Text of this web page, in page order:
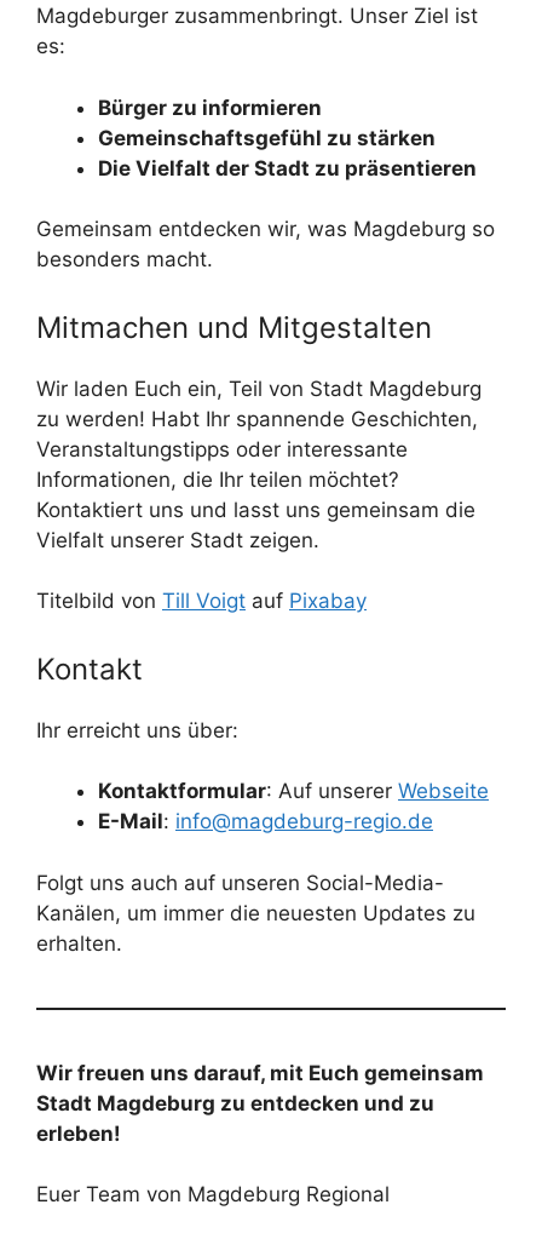
Magdeburger zusammenbringt. Unser Ziel ist
es:
Bürger zu informieren
Gemeinschaftsgefühl zu stärken
Die Vielfalt der Stadt zu präsentieren
Gemeinsam entdecken wir, was Magdeburg so
besonders macht.
Mitmachen und Mitgestalten
Wir laden Euch ein, Teil von Stadt Magdeburg
zu werden! Habt Ihr spannende Geschichten,
Veranstaltungstipps oder interessante
Informationen, die Ihr teilen möchtet?
Kontaktiert uns und lasst uns gemeinsam die
Vielfalt unserer Stadt zeigen.
Titelbild von Till Voigt auf Pixabay
Kontakt
Ihr erreicht uns über:
Kontaktformular: Auf unserer Webseite
E-Mail: info@magdeburg-regio.de
Folgt uns auch auf unseren Social-Media-
Kanälen, um immer die neuesten Updates zu
erhalten.
Wir freuen uns darauf, mit Euch gemeinsam
Stadt Magdeburg zu entdecken und zu
erleben!
Euer Team von Magdeburg Regional